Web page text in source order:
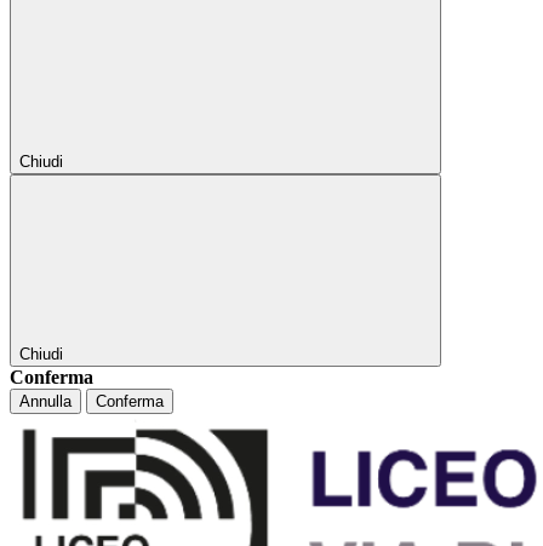
Chiudi
Chiudi
Conferma
Annulla Conferma